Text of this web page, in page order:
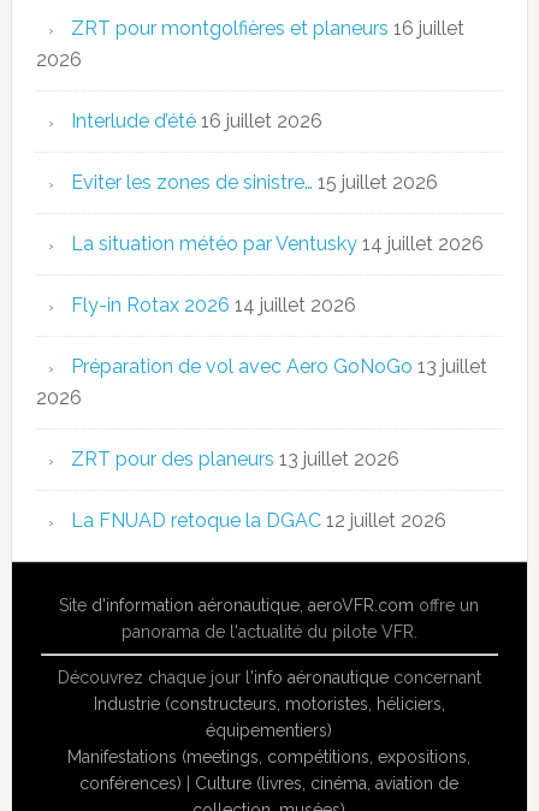
ZRT pour montgolfières et planeurs 16 juillet
2026
Interlude d’été 16 juillet 2026
Eviter les zones de sinistre… 15 juillet 2026
La situation météo par Ventusky 14 juillet 2026
Fly-in Rotax 2026 14 juillet 2026
Préparation de vol avec Aero GoNoGo 13 juillet
2026
ZRT pour des planeurs 13 juillet 2026
La FNUAD retoque la DGAC 12 juillet 2026
Site d'information aéronautique ,aeroVFR.com offre un
panorama de l'actualité du pilote VFR.
Découvrez chaque jour l'info aéronautiqueconcernant
Industrie (constructeurs, motoristes, héliciers,
équipementiers)
Manifestations (meetings, compétitions, expositions,
conférences) | Culture (livres, cinéma, aviation de